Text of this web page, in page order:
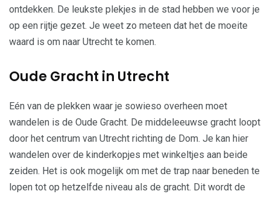
ontdekken. De leukste plekjes in de stad hebben we voor je
op een rijtje gezet. Je weet zo meteen dat het de moeite
waard is om naar Utrecht te komen.
Oude Gracht in Utrecht
Eén van de plekken waar je sowieso overheen moet
wandelen is de Oude Gracht. De middeleeuwse gracht loopt
door het centrum van Utrecht richting de Dom. Je kan hier
wandelen over de kinderkopjes met winkeltjes aan beide
zeiden. Het is ook mogelijk om met de trap naar beneden te
lopen tot op hetzelfde niveau als de gracht. Dit wordt de